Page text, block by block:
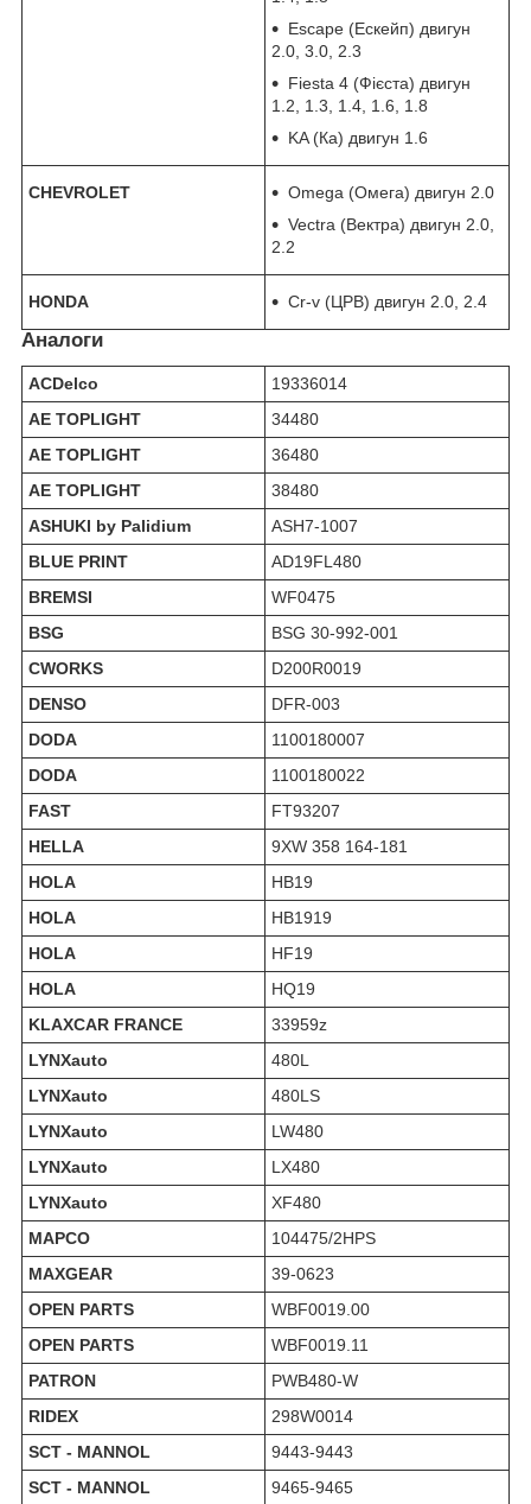
Escape (Ескейп) двигун
2.0, 3.0, 2.3
Fiesta 4 (Фієста) двигун
1.2, 1.3, 1.4, 1.6, 1.8
KA (Ка) двигун 1.6
CHEVROLET
Omega (Омега) двигун 2.0
Vectra (Вектра) двигун 2.0,
2.2
HONDA Cr-v (ЦРВ) двигун 2.0, 2.4
Аналоги
ACDelco
19336014
AE TOPLIGHT
34480
AE TOPLIGHT
36480
AE TOPLIGHT
38480
ASHUKI by Palidium
ASH7-1007
BLUE PRINT
AD19FL480
BREMSI
WF0475
BSG
BSG 30-992-001
CWORKS
D200R0019
DENSO
DFR-003
DODA
1100180007
DODA
1100180022
FAST
FT93207
HELLA
9XW 358 164-181
HOLA
HB19
HOLA
HB1919
HOLA
HF19
HOLA
HQ19
KLAXCAR FRANCE
33959z
LYNXauto
480L
LYNXauto
480LS
LYNXauto
LW480
LYNXauto
LX480
LYNXauto
XF480
MAPCO
104475/2HPS
MAXGEAR
39-0623
OPEN PARTS
WBF0019.00
OPEN PARTS
WBF0019.11
PATRON
PWB480-W
RIDEX
298W0014
SCT - MANNOL
9443-9443
SCT - MANNOL
9465-9465